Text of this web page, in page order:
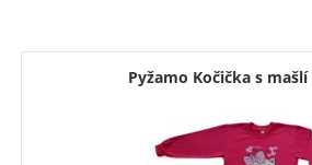
Pyžamo Kočička s mašlí